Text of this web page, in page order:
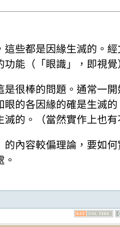
這些都是因緣生滅的。
功能（「眼識」，即視
是很棒的問題。通常一
眼的各因緣的確是生滅
的。（當然實作上也
的內容較偏理論，要如
。